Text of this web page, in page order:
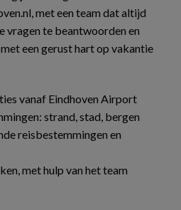
met een team dat altijd
vragen te beantwoorden en
een gerust hart op vakantie
vanaf Eindhoven Airport
strand, stad, bergen
reisbestemmingen en
met hulp van het team